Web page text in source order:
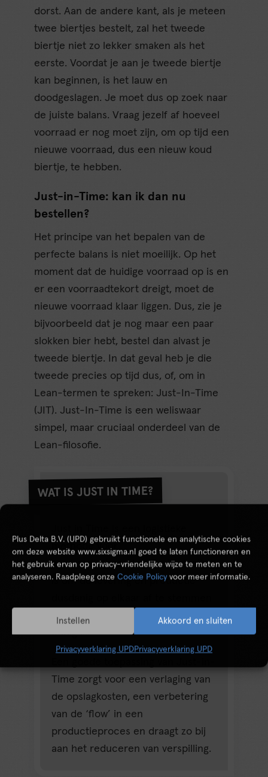
Plus Delta B.V. (UPD) gebruikt functionele en analytische cookies
om deze website www.sixsigma.nl goed te laten functioneren en
het gebruik ervan op privacy-vriendelijke wijze te meten en te
analyseren. Raadpleeg onze Cookie Policy voor meer informatie.
Akkoord en sluiten
Instellen
Privacyverklaring UPDPrivacyverklaring UPD
dorst. Aan de andere kant, als je meteen
twee biertjes bestelt, zal het tweede
biertje niet zo lekker smaken als het
eerste. Voordat je aan je tweede biertje
kan beginnen, is het lauw en
doodgeslagen. Je moet dus op zoek naar
de juiste balans. Vraag jezelf af hoeveel
voorraad er nog moet zijn, om op tijd een
nieuwe voorraad, dus een nieuw koud
biertje, te hebben.
Just-in-Time: kan ik dan nu
bestellen?
Het principe van het bepalen van de
perfecte balans is niet moeilijk. Op het
moment dat de huidige voorraad op is en
er een voorraadtekort dreigt, moet de
nieuwe voorraad klaar liggen. Dus, zie je
bijvoorbeeld dat je nog maar een paar
slokken bier hebt, bestel dan alvast je
tweede biertje. In dat geval heb je die
tweede precies op tijd dus, of, om in
Lean-termen te spreken: Just-In-Time
(JIT). Just-In-Time is een weliswaar
simpel, maar cruciaal onderdeel van de
Lean-filosofie.
WAT IS JUST IN TIME?
methode voor
voorraadbeheersing. De bedoeling
is om de levering en productie
dat er zo min mogelijk voorraad
nodig is.
Time zorgt voor een verlaging van
de opslagkosten, een verbetering
van de ‘flow’ in een
productieproces en draagt zo bij
aan het reduceren van verspilling.